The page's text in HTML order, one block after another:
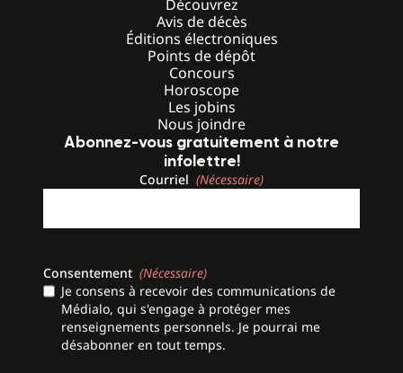
Découvrez
Avis de décès
Éditions électroniques
Points de dépôt
Concours
Horoscope
Les jobins
Nous joindre
Abonnez-vous gratuitement à notre
infolettre!
Courriel (Nécessaire)
Consentement (Nécessaire)
Je consens à recevoir des communications de
Médialo, qui s'engage à protéger mes
renseignements personnels. Je pourrai me
désabonner en tout temps.